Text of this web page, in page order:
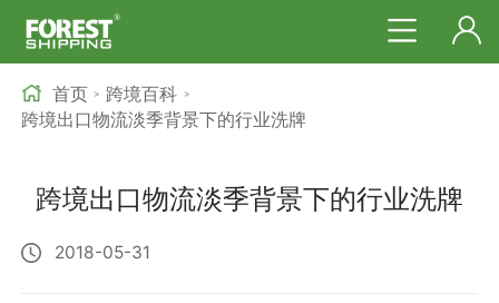
首页 > 跨境百科 >
跨境出口物流淡季背景下的行业洗牌
跨境出口物流淡季背景下的行业洗牌
2018-05-31